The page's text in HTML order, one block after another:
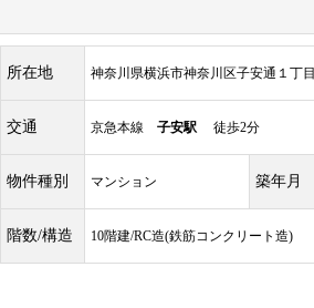
所在地 神奈川県横浜市神奈川区子安通１丁目
交通 京急本線 子安駅 徒歩2分
物件種別 マンション 築年月
階数/構造 10階建/RC造(鉄筋コンクリート造)